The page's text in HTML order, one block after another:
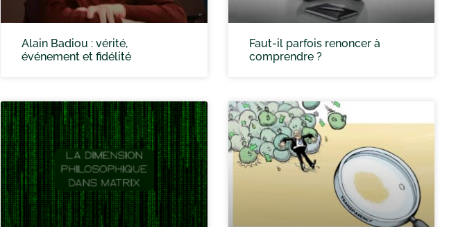
Alain Badiou : vérité,
événement et fidélité
Faut-il parfois renoncer à
comprendre ?